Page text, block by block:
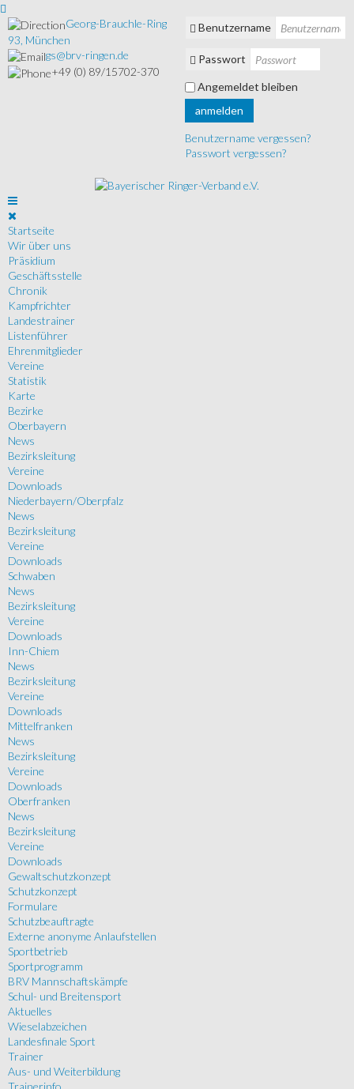
Georg-Brauchle-Ring
93, München
gs@brv-ringen.de
+49 (0) 89/15702-370
Benutzername
Passwort
Angemeldet bleiben
anmelden
Benutzername vergessen?
Passwort vergessen?
Startseite
Wir über uns
Präsidium
Geschäftsstelle
Chronik
Kampfrichter
Landestrainer
Listenführer
Ehrenmitglieder
Vereine
Statistik
Karte
Bezirke
Oberbayern
News
Bezirksleitung
Vereine
Downloads
Niederbayern/Oberpfalz
News
Bezirksleitung
Vereine
Downloads
Schwaben
News
Bezirksleitung
Vereine
Downloads
Inn-Chiem
News
Bezirksleitung
Vereine
Downloads
Mittelfranken
News
Bezirksleitung
Vereine
Downloads
Oberfranken
News
Bezirksleitung
Vereine
Downloads
Gewaltschutzkonzept
Schutzkonzept
Formulare
Schutzbeauftragte
Externe anonyme Anlaufstellen
Sportbetrieb
Sportprogramm
BRV Mannschaftskämpfe
Schul- und Breitensport
Aktuelles
Wieselabzeichen
Landesfinale Sport
Trainer
Aus- und Weiterbildung
Trainerinfo